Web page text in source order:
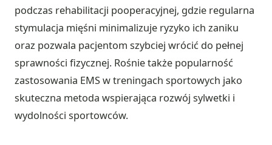
podczas rehabilitacji pooperacyjnej, gdzie regularna
stymulacja mięśni minimalizuje ryzyko ich zaniku
oraz pozwala pacjentom szybciej wrócić do pełnej
sprawności fizycznej. Rośnie także popularność
zastosowania EMS w treningach sportowych jako
skuteczna metoda wspierająca rozwój sylwetki i
wydolności sportowców.